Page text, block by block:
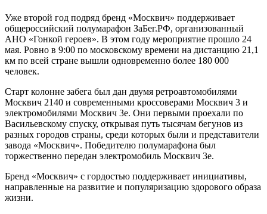
Уже второй год подряд бренд «Москвич» поддерживает
общероссийский полумарафон ЗаБег.РФ, организованный
АНО «Гонкой героев». В этом году мероприятие прошло 24
мая. Ровно в 9:00 по московскому времени на дистанцию 21,1
км по всей стране вышли одновременно более 180 000
человек.
Старт колонне забега был дан двумя ретроавтомобилями
Москвич 2140 и современными кроссоверами Москвич 3 и
электромобилями Москвич 3е. Они первыми проехали по
Васильевскому спуску, открывая путь тысячам бегунов из
разных городов страны, среди которых были и представители
завода «Москвич». Победителю полумарафона был
торжественно передан электромобиль Москвич 3е.
Бренд «Москвич» с гордостью поддерживает инициативы,
направленные на развитие и популяризацию здорового образа
жизни.